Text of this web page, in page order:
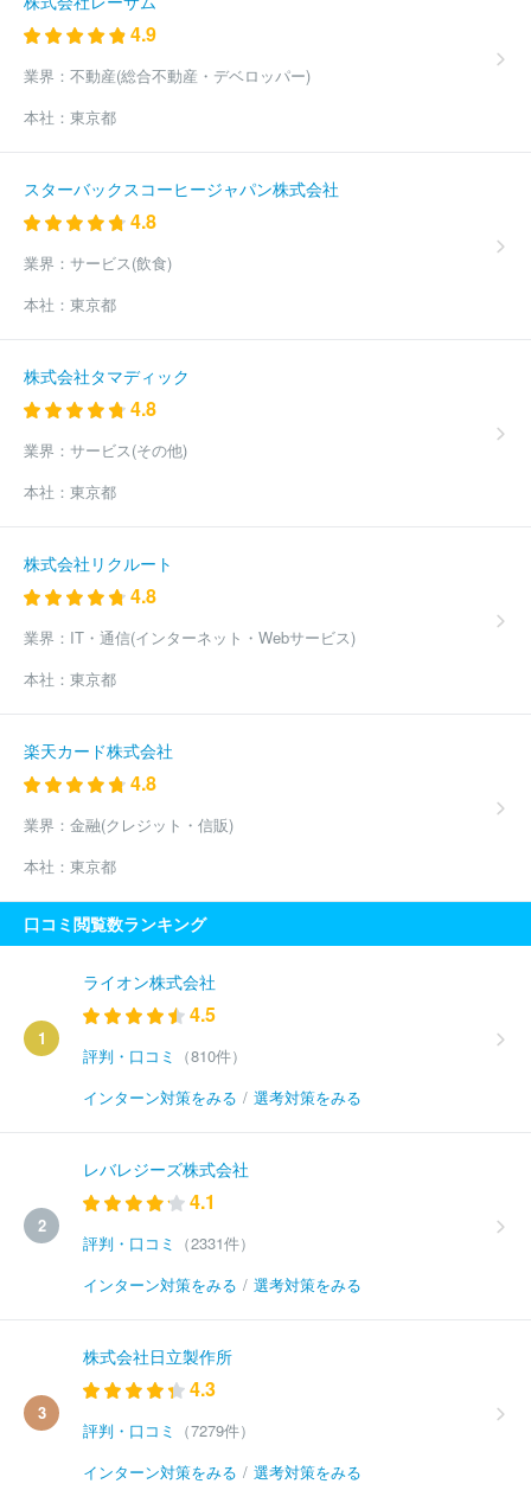
4.9
業界： 不動産(総合不動産・デベロッパー)
本社： 東京都
スターバックスコーヒージャパン株式会社
4.8
業界： サービス(飲食)
本社： 東京都
株式会社タマディック
4.8
業界： サービス(その他)
本社： 東京都
株式会社リクルート
4.8
業界： IT・通信(インターネット・Webサービス)
本社： 東京都
楽天カード株式会社
4.8
業界： 金融(クレジット・信販)
本社： 東京都
口コミ閲覧数ランキング
1
ライオン株式会社
4.5
評判・口コミ
（810件）
インターン対策をみる / 選考対策をみる
2
レバレジーズ株式会社
4.1
評判・口コミ
（2331件）
インターン対策をみる / 選考対策をみる
3
株式会社日立製作所
4.3
評判・口コミ
（7279件）
インターン対策をみる / 選考対策をみる